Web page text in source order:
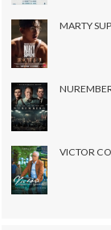
MARTY
VICTOR